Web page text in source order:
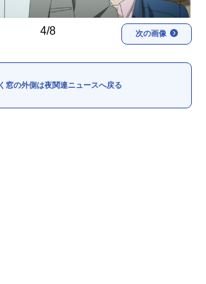
冬アニメ
FOLLOW US
4/8 次の画像
窓の外側は夜関連ニュースへ戻る